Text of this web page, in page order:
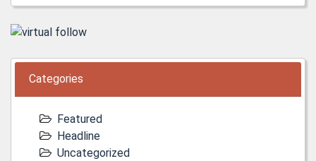
Categories
Featured
Headline
Uncategorized